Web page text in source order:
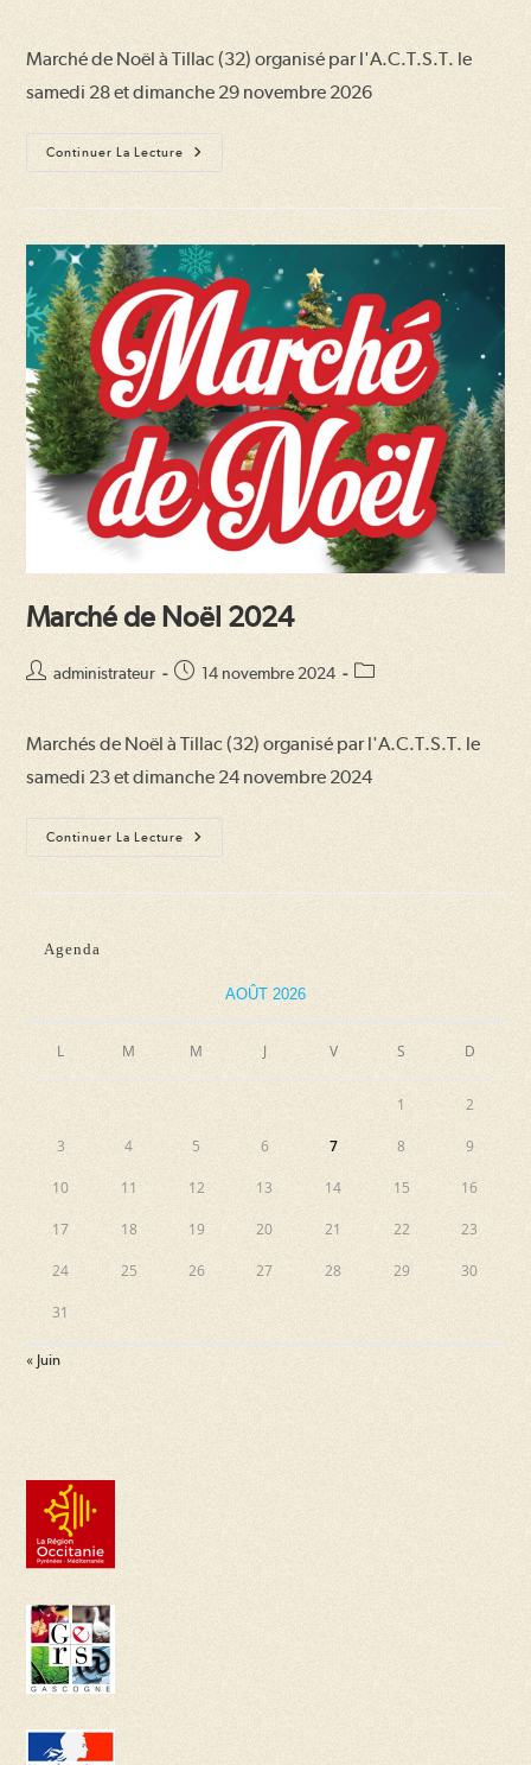
publication :
Marché de Noël à Tillac (32) organisé par l'A.C.T.S.T. le
samedi 28 et dimanche 29 novembre 2026
Continuer La Lecture
Marché
De
Marché de Noël 2024
Auteur/autrice
publication :
administrateur
Publication
14 novembre 2024
Post
Marchés de Noël à Tillac (32) organisé par l'A.C.T.S.T. le
samedi 23 et dimanche 24 novembre 2024
Continuer La Lecture
Marché
De
Agenda
AOÛT 2026
L M M J V S D
1 2
3 4 5 6 7 8 9
10 11 12 13 14 15 16
17 18 19 20 21 22 23
24 25 26 27 28 29 30
31
« Juin